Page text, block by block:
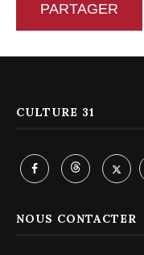
PARTAGER
CULTURE 31
NOUS CONTACTER